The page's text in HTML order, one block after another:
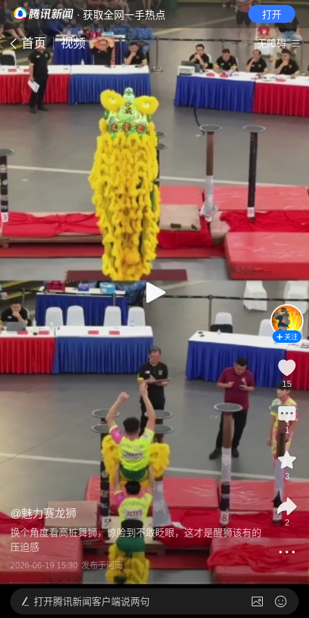
· 获取全网一手热点 打开
首页 视频 无障碍
@魅力赛龙狮
换个角度看高桩舞狮，惊险到不敢眨眼，这才是醒狮该有的
压迫感
2026-06-19 15:30 发布于河南
关注
15
1
3
2
打开腾讯新闻客户端说两句